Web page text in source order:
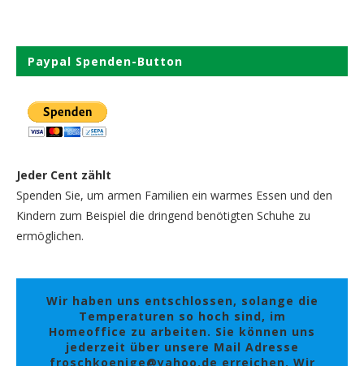
Paypal Spenden-Button
Jeder Cent zählt
Spenden Sie, um armen Familien ein warmes Essen und den
Kindern zum Beispiel die dringend benötigten Schuhe zu
ermöglichen.
Wir haben uns entschlossen, solange die
Temperaturen so hoch sind, im
Homeoffice zu arbeiten. Sie können uns
jederzeit über unsere Mail Adresse
froschkoenige@yahoo.de erreichen. Wir